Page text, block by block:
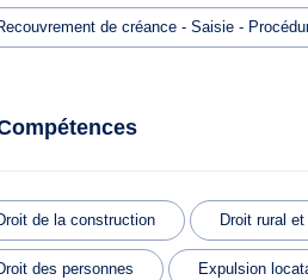
de créance - Saisie -
de la construction Droit rural
des personnes Expulsion